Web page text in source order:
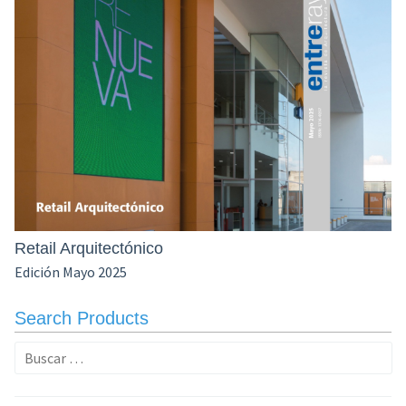
Retail Arquitectónico
Edición Mayo 2025
Search Products
Buscar: